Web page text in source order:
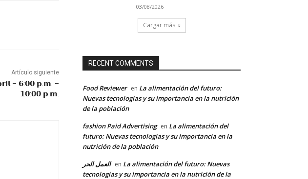
Artículo siguiente
– 𝟲:𝟬𝟬 𝗽.𝗺. –
𝟭𝟬:𝟬𝟬 𝗽.𝗺.
03/08/2026
Cargar más
RECENT COMMENTS
Food Reviewer en La alimentación del futuro:
Nuevas tecnologías y su importancia en la nutrición
de la población
fashion Paid Advertising en La alimentación del
futuro: Nuevas tecnologías y su importancia en la
nutrición de la población
العمل الحر en La alimentación del futuro: Nuevas
tecnologías y su importancia en la nutrición de la